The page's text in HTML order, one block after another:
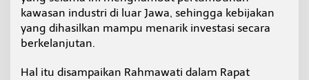
h
B
e
h
kawasan industri di luar Jawa, sehingga kebijakan
yang dihasilkan mampu menarik investasi secara
berkelanjutan.
Hal itu disampaikan Rahmawati dalam Rapat